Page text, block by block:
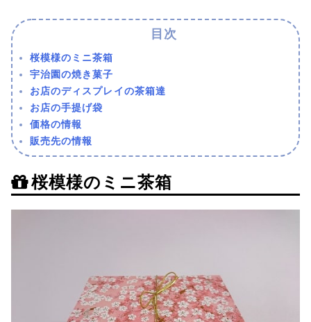
桜模様のミニ茶箱
宇治園の焼き菓子
お店のディスプレイの茶箱達
お店の手提げ袋
価格の情報
販売先の情報
桜模様のミニ茶箱